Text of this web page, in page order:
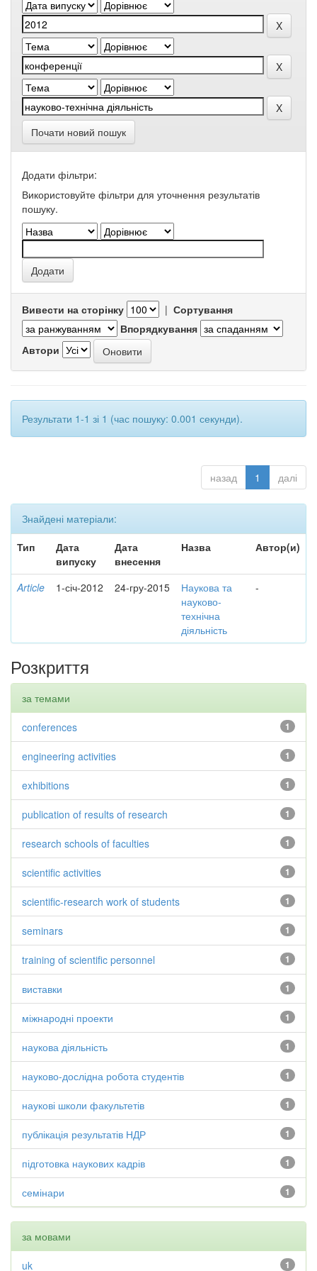
Почати новий пошук
Додати фільтри:
Використовуйте фільтри для уточнення результатів
пошуку.
Вивести на сторінку | Сортування
Впорядкування
Автори
Результати 1-1 зі 1 (час пошуку: 0.001 секунди).
назад 1 далі
Знайдені матеріали:
Тип
Дата
випуску
Дата
внесення
Назва Автор(и)
Article 1-січ-2012 24-гру-2015
Наукова та
науково-
технічна
діяльність
-
Розкриття
за темами
1
conferences
1
engineering activities
1
exhibitions
1
publication of results of research
1
research schools of faculties
1
scientific activities
1
scientific-research work of students
1
seminars
1
training of scientific personnel
1
виставки
1
міжнародні проекти
1
наукова діяльність
1
науково-дослідна робота студентів
1
наукові школи факультетів
1
публікація результатів НДР
1
підготовка наукових кадрів
1
семінари
за мовами
1
uk